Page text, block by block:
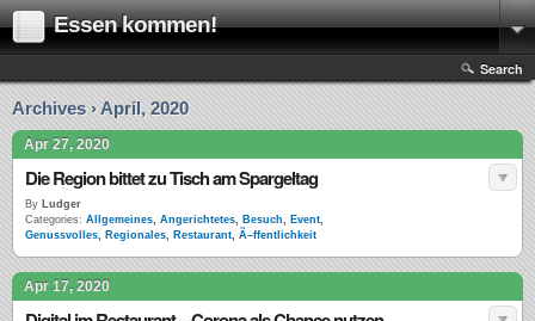
Essen kommen!
Search
Archives › April, 2020
Apr 27, 2020
Die Region bittet zu Tisch am Spargeltag
By Ludger
Categories: Allgemeines, Angerichtetes, Besuch, Event,
Genussvolles, Regionales, Restaurant, Ã–ffentlichkeit
Apr 17, 2020